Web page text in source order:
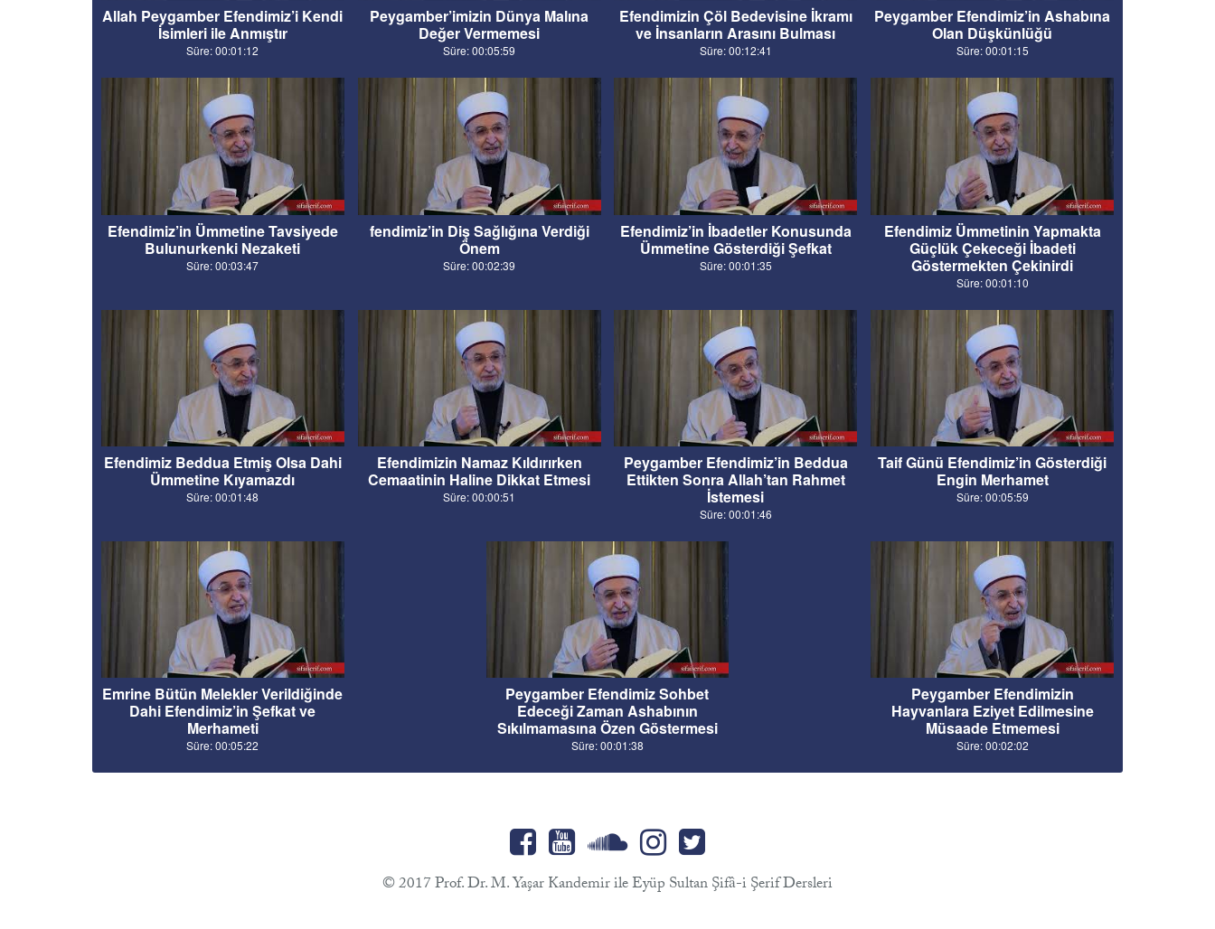
Allah Peygamber Efendimiz’i Kendi
İsimleri ile Anmıştır
Süre: 00:01:12
Peygamber’imizin Dünya Malına
Değer Vermemesi
Süre: 00:05:59
Efendimizin Çöl Bedevisine İkramı
ve İnsanların Arasını Bulması
Süre: 00:12:41
Peygamber Efendimiz’in Ashabına
Olan Düşkünlüğü
Süre: 00:01:15
Efendimiz’in Ümmetine Tavsiyede
Bulunurkenki Nezaketi
Süre: 00:03:47
fendimiz’in Diş Sağlığına Verdiği
Önem
Süre: 00:02:39
Efendimiz’in İbadetler Konusunda
Ümmetine Gösterdiği Şefkat
Süre: 00:01:35
Efendimiz Ümmetinin Yapmakta
Güçlük Çekeceği İbadeti
Göstermekten Çekinirdi
Süre: 00:01:10
Efendimiz Beddua Etmiş Olsa Dahi
Ümmetine Kıyamazdı
Süre: 00:01:48
Efendimizin Namaz Kıldırırken
Cemaatinin Haline Dikkat Etmesi
Süre: 00:00:51
Peygamber Efendimiz’in Beddua
Ettikten Sonra Allah’tan Rahmet
İstemesi
Süre: 00:01:46
Taif Günü Efendimiz’in Gösterdiği
Engin Merhamet
Süre: 00:05:59
Emrine Bütün Melekler Verildiğinde
Dahi Efendimiz’in Şefkat ve
Merhameti
Süre: 00:05:22
Peygamber Efendimiz Sohbet
Edeceği Zaman Ashabının
Sıkılmamasına Özen Göstermesi
Süre: 00:01:38
Peygamber Efendimizin
Hayvanlara Eziyet Edilmesine
Müsaade Etmemesi
Süre: 00:02:02
© 2017 Prof. Dr. M. Yaşar Kandemir ile Eyüp Sultan Şifâ-i Şerif Dersleri